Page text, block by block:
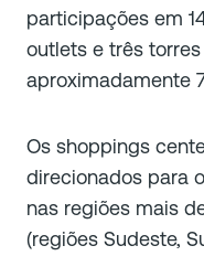
participações em
outlets e três
aproximadamente
Os shoppings
direcionados para
nas regiões mais
(regiões Sudeste,